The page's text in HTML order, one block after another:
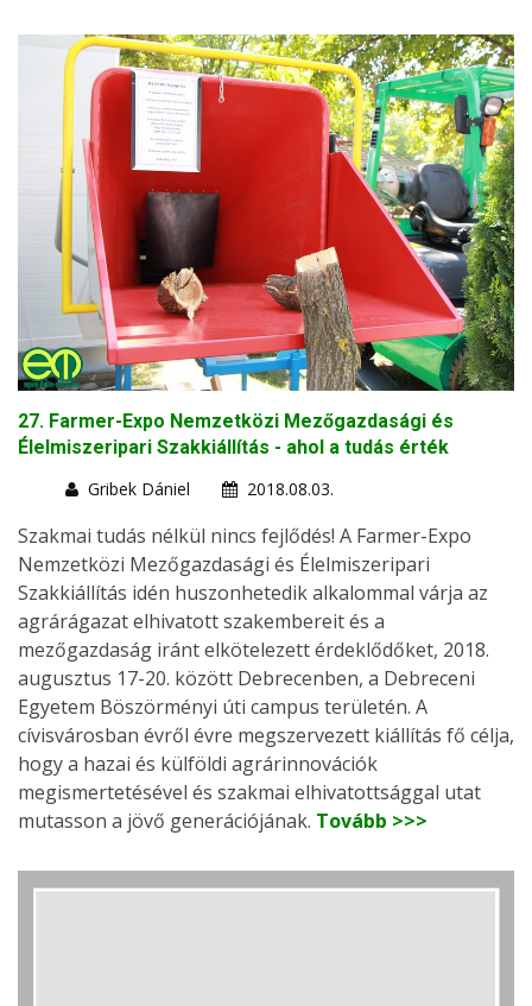
27. Farmer-Expo Nemzetközi Mezőgazdasági és
Élelmiszeripari Szakkiállítás - ahol a tudás érték
Gribek Dániel
2018.08.03.
Szakmai tudás nélkül nincs fejlődés! A Farmer-Expo
Nemzetközi Mezőgazdasági és Élelmiszeripari
Szakkiállítás idén huszonhetedik alkalommal várja az
agrárágazat elhivatott szakembereit és a
mezőgazdaság iránt elkötelezett érdeklődőket, 2018.
augusztus 17-20. között Debrecenben, a Debreceni
Egyetem Böszörményi úti campus területén. A
cívisvárosban évről évre megszervezett kiállítás fő célja,
hogy a hazai és külföldi agrárinnovációk
megismertetésével és szakmai elhivatottsággal utat
mutasson a jövő generációjának. Tovább >>>